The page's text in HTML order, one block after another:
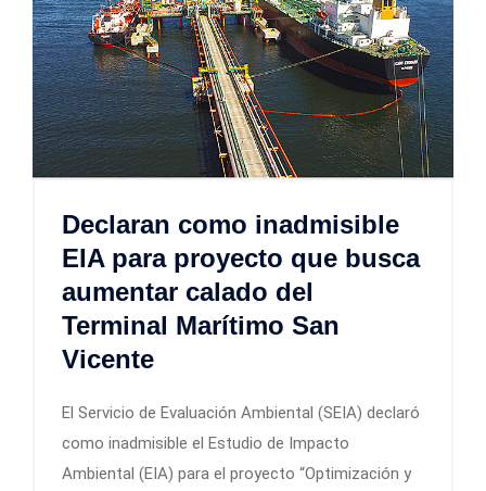
Declaran como inadmisible
EIA para proyecto que busca
aumentar calado del
Terminal Marítimo San
Vicente
El Servicio de Evaluación Ambiental (SEIA) declaró
como inadmisible el Estudio de Impacto
Ambiental (EIA) para el proyecto “Optimización y